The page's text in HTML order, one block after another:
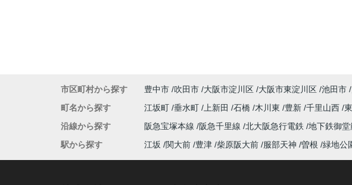
市区町村から探す 豊中市 吹田市 大阪市淀川区 大阪市東淀川区 池田市
町名から探す
江坂町 垂水町 上新田 石橋 木川東 豊新 千里山西
沿線から探す
阪急宝塚本線 阪急千里線 北大阪急行電鉄 地下鉄御堂
駅から探す
江坂 関大前 豊津 柴原阪大前 服部天神 曽根 緑地公